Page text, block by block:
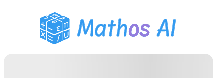
PDF Huiswerk Helper
Studietools